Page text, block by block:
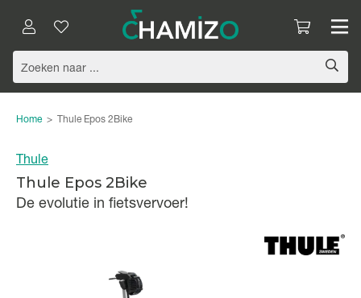
Home > Thule Epos 2Bike
Thule
Thule Epos 2Bike
De evolutie in fietsvervoer!